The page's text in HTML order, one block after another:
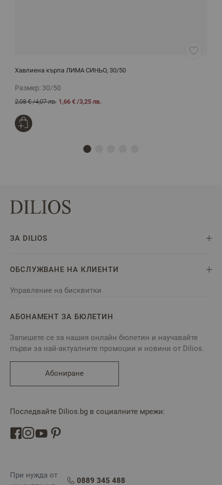
Хавлиена кърпа ЛИМА СИНЬО, 30/50
Размер: 30/50
2,08 €/4,07 лв. 1,66 € /3,25 лв.
ЗА DILIOS
ОБСЛУЖВАНЕ НА КЛИЕНТИ
Управление на бисквитки
АБОНАМЕНТ ЗА БЮЛЕТИН
Запишете се за нашия онлайн бюлетин и научавайте
първи за най-актуалните промоции и новини от Dilios.
Абониране
Последвайте Dilios.bg в социалните мрежи:
При нужда от
0889 345 488